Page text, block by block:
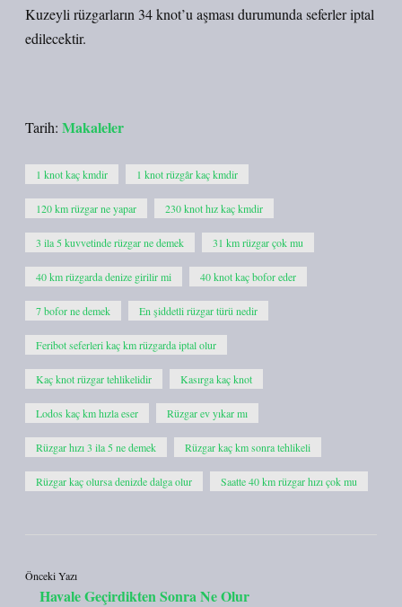
Kuzeyli rüzgarların 34 knot’u aşması durumunda seferler iptal
edilecektir.
Tarih: Makaleler
1 knot kaç kmdir 1 knot rüzgâr kaç kmdir
120 km rüzgar ne yapar 230 knot hız kaç kmdir
3 ila 5 kuvvetinde rüzgar ne demek 31 km rüzgar çok mu
40 km rüzgarda denize girilir mi 40 knot kaç bofor eder
7 bofor ne demek En şiddetli rüzgar türü nedir
Feribot seferleri kaç km rüzgarda iptal olur
Kaç knot rüzgar tehlikelidir Kasırga kaç knot
Lodos kaç km hızla eser Rüzgar ev yıkar mı
Rüzgar hızı 3 ila 5 ne demek Rüzgar kaç km sonra tehlikeli
Rüzgar kaç olursa denizde dalga olur Saatte 40 km rüzgar hızı çok mu
Önceki Yazı
Havale Geçirdikten Sonra Ne Olur